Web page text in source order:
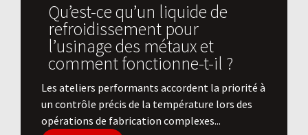
Qu’est-ce qu’un liquide de
refroidissement pour
l’usinage des métaux et
comment fonctionne-t-il ?
Les ateliers performants accordent la priorité à
un contrôle précis de la température lors des
opérations de fabrication complexes...